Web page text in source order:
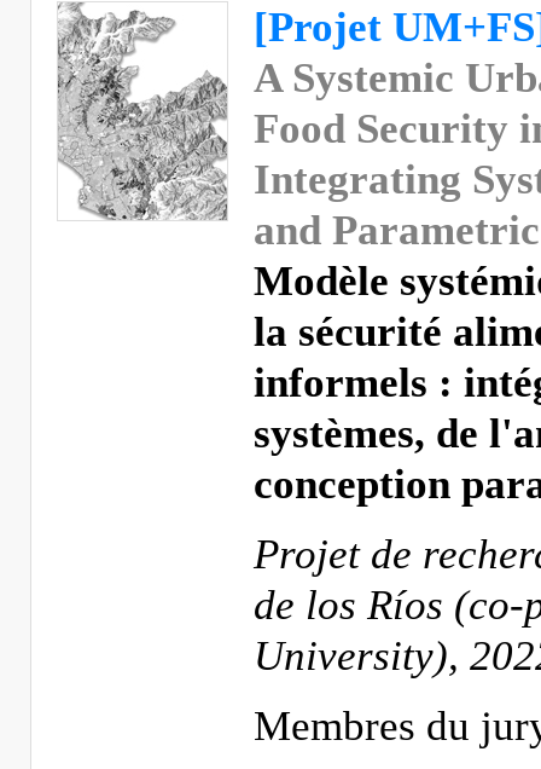
[Projet
A Systemic
Food Security
Integrating
and
Modèle
la sécurité
informels :
systèmes, de
conception
Projet de
de los Ríos
University),
Membres du